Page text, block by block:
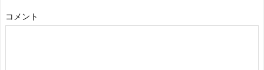
コメント